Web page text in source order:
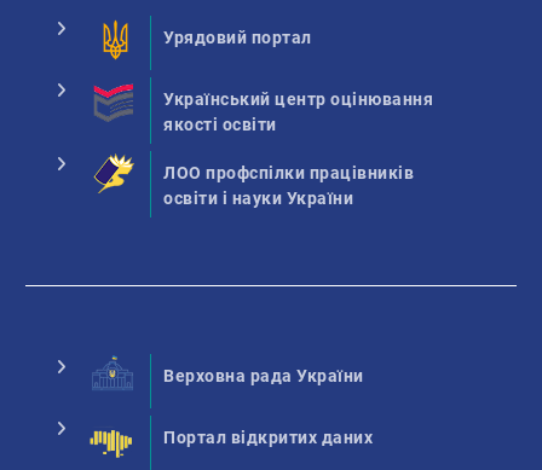
Урядовий портал
Український центр оцінювання
якості освіти
ЛОО профспілки працівників
освіти і науки України
Верховна рада України
Портал відкритих даних